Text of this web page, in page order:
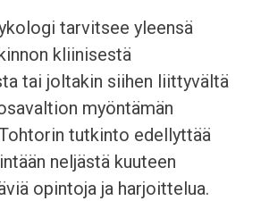
tarvitsee yleensä
kliinisestä
tai joltakin siihen liittyvältä
myöntämän
tutkinto edellyttää
neljästä kuuteen
opintoja ja harjoittelua.